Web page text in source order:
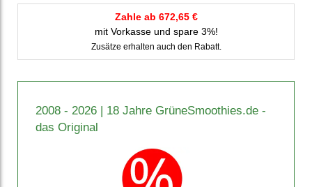
Zahle ab 672,65 €
mit Vorkasse und spare 3%!
Zusätze erhalten auch den Rabatt.
2008 - 2026 | 18 Jahre GrüneSmoothies.de -
das Original